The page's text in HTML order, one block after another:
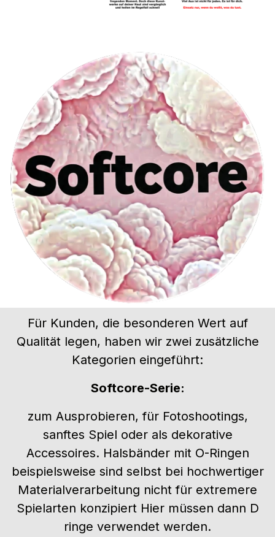
Für Kunden, die besonderen Wert auf
Qualität legen, haben wir zwei zusätzliche
Kategorien eingeführt:
Softcore-Serie:
zum Ausprobieren, für Fotoshootings,
sanftes Spiel oder als dekorative
Accessoires. Halsbänder mit O-Ringen
beispielsweise sind selbst bei hochwertiger
Materialverarbeitung nicht für extremere
Spielarten konzipiert Hier müssen dann D
ringe verwendet werden.